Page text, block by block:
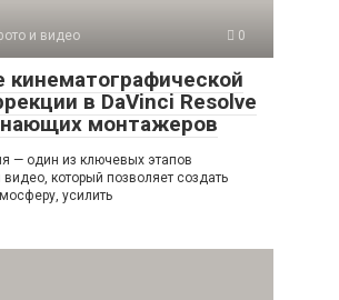
и видео 0
кинематографической
в DaVinci Resolve
монтажеров
— один из ключевых этапов
видео, который позволяет создать
усилить